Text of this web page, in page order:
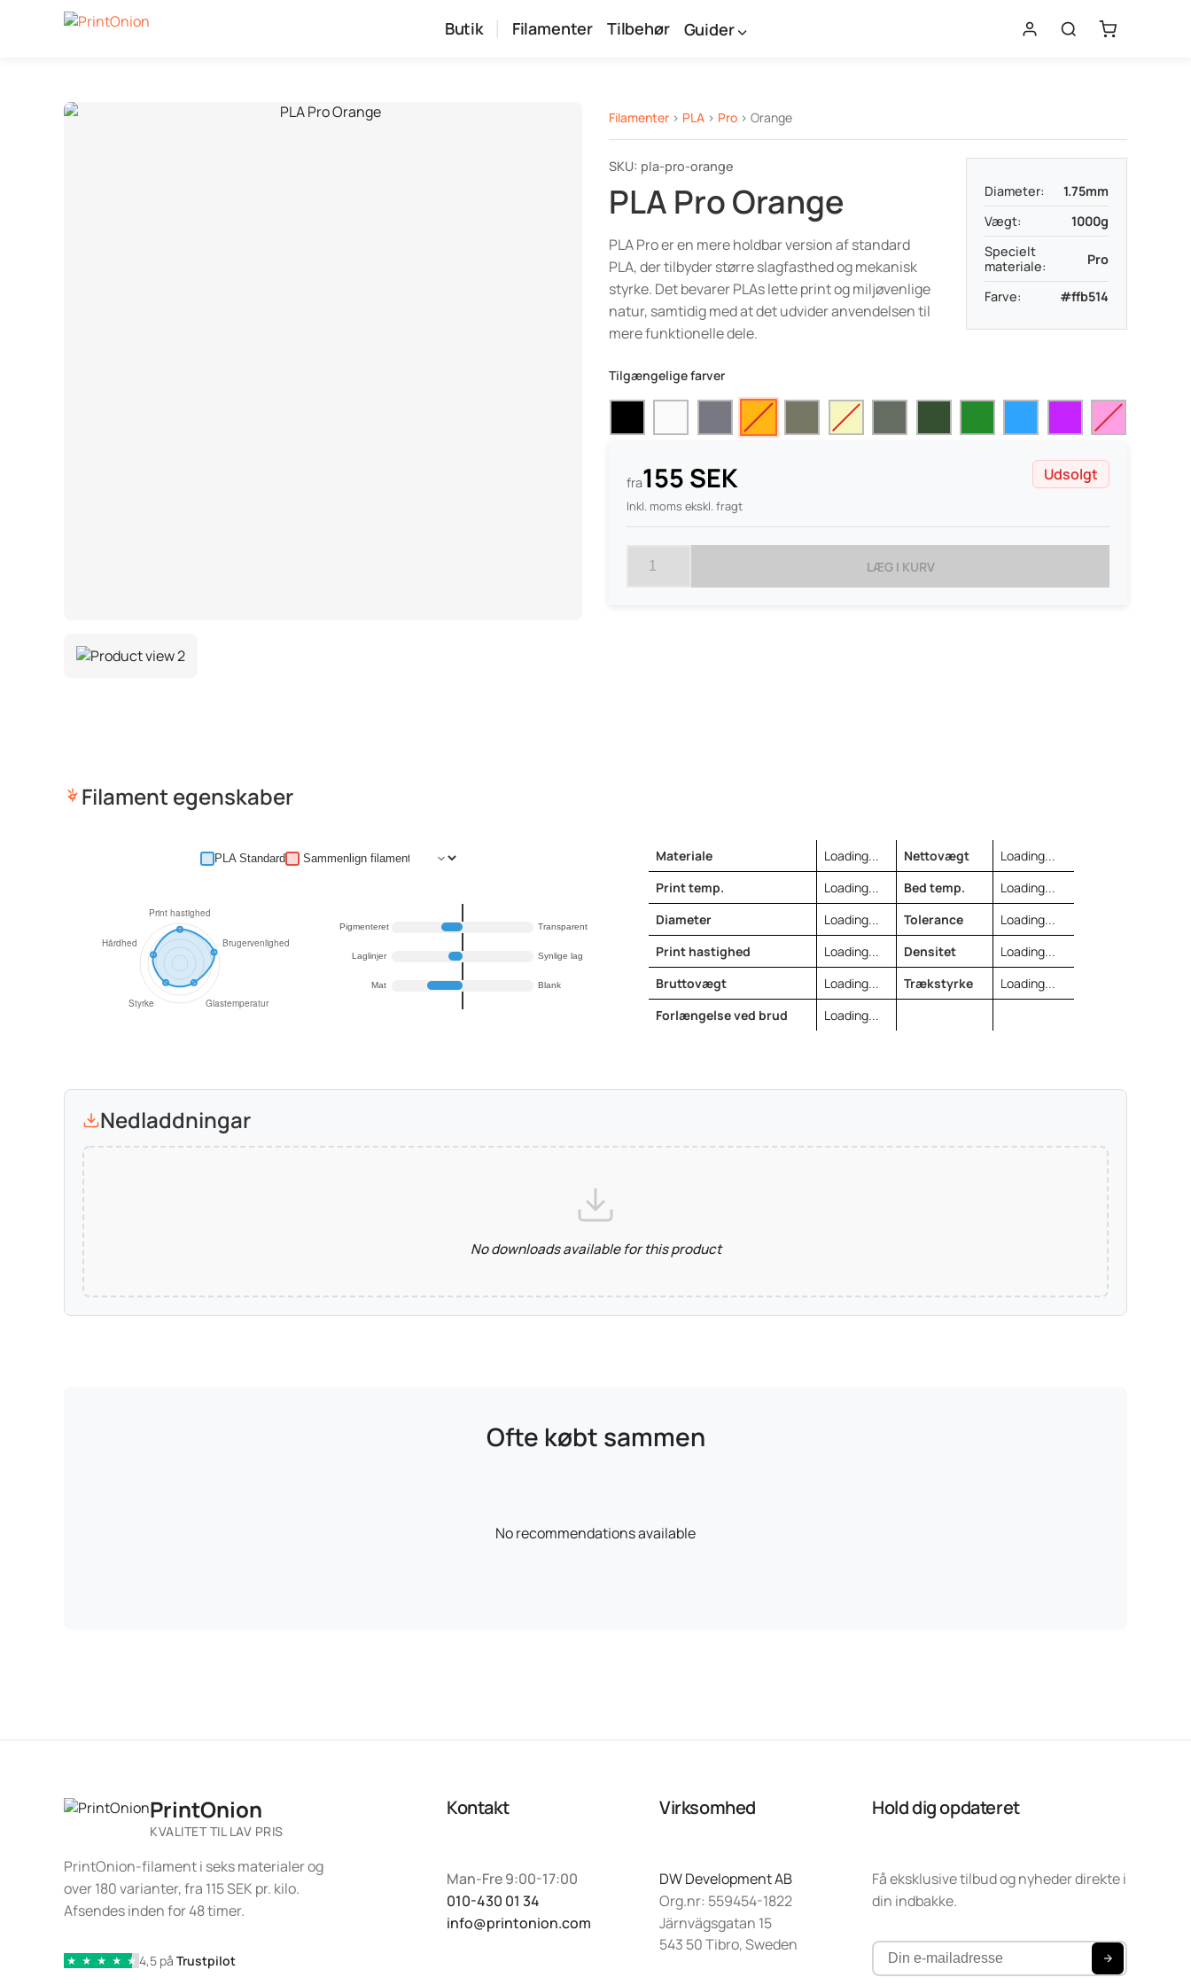
Butik Filamenter Tilbehør Guider
Filamenter > PLA > Pro > Orange
SKU: pla-pro-orange
PLA Pro Orange
PLA Pro er en mere holdbar version af standard
PLA, der tilbyder større slagfasthed og mekanisk
styrke. Det bevarer PLAs lette print og miljøvenlige
natur, samtidig med at det udvider anvendelsen til
mere funktionelle dele.
Diameter:
1.75mm
Vægt:
1000g
Specielt
materiale:
Pro
Farve: #ffb514
Tilgængelige farver
fra155 SEK
Inkl. moms ekskl. fragt
Udsolgt
LÆG I KURV
Filament egenskaber
PLA Standard
Pigmenteret Transparent
Laglinjer Synlige lag
Mat Blank
Materiale Loading... Nettovægt
Loading...
Print temp.
Loading... Bed temp.
Loading...
Diameter
Loading... Tolerance
Loading...
Print hastighed
Loading... Densitet
Loading...
Bruttovægt
Loading... Trækstyrke
Loading...
Forlængelse ved brud
Loading...
Nedladdningar
No downloads available for this product
Ofte købt sammen
No recommendations available
PrintOnion
KVALITET TIL LAV PRIS
PrintOnion-filament i seks materialer og
over 180 varianter, fra 115 SEK pr. kilo.
Afsendes inden for 48 timer.
★ ★ ★ ★ ★ 4,5 på Trustpilot
Kontakt
Man-Fre 9:00-17:00
010-430 01 34
info@printonion.com
Virksomhed
DW Development AB
Org.nr: 559454-1822
Järnvägsgatan 15
543 50 Tibro, Sweden
Hold dig opdateret
Få eksklusive tilbud og nyheder direkte i
din indbakke.